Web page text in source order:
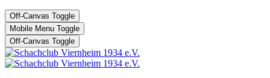
Off-Canvas Toggle
Mobile Menu Toggle
Off-Canvas Toggle